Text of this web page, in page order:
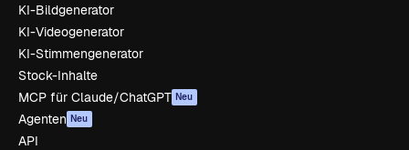
KI-Bildgenerator
KI-Videogenerator
KI-Stimmengenerator
Stock-Inhalte
MCP für Claude/ChatGPT Neu
Agenten Neu
API